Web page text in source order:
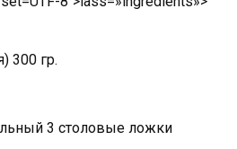
300 гр.
3 столовые ложки